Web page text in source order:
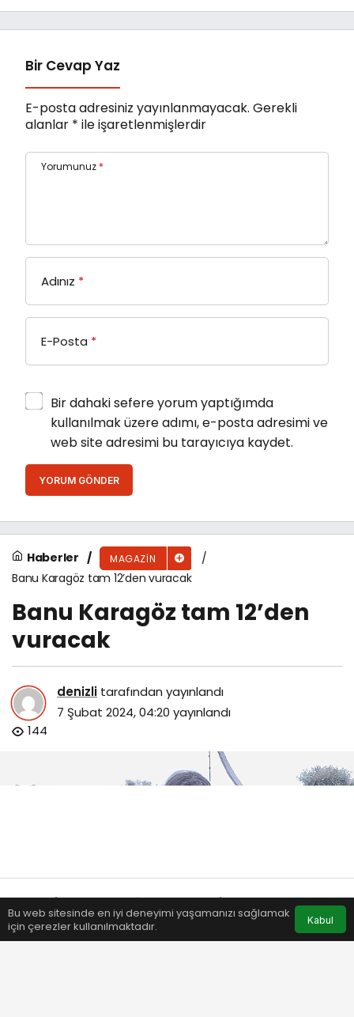
Bir Cevap Yaz
E-posta adresiniz yayınlanmayacak. Gerekli
alanlar * ile işaretlenmişlerdir
Yorumunuz *
Adınız *
E-Posta *
Bir dahaki sefere yorum yaptığımda
kullanılmak üzere adımı, e-posta adresimi ve
web site adresimi bu tarayıcıya kaydet.
YORUM GÖNDER
Haberler MAGAZIN
Banu Karagöz tam 12’den vuracak
Banu Karagöz tam 12’den
vuracak
denizli tarafından yayınlandı
7 Şubat 2024, 04:20 yayınlandı
144
Bu web sitesinde en iyi deneyimi yaşamanızı sağlamak
için çerezler kullanılmaktadır.
Kabul
Anasayfa Akış Eczaneler Trafik